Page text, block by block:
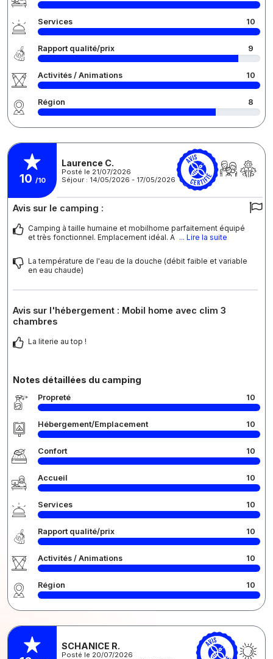
Services 10
Rapport qualité/prix 9
Activités / Animations 10
Région 8
10 /10
Laurence C.
Posté le 21/07/2026
Séjour : 14/05/2026 - 17/05/2026
Avis sur le camping :
Camping à taille humaine et mobilhome parfaitement équipé
et très fonctionnel. Emplacement idéal. A ... Lire la suite
La température de l'eau de la douche (débit faible et variable
en eau chaude)
Avis sur l'hébergement : Mobil home avec clim 3
chambres
La literie au top !
Notes détaillées du camping
Propreté 10
Hébergement/Emplacement 10
Confort 10
Accueil 10
Services 10
Rapport qualité/prix 10
Activités / Animations 10
Région 10
SCHANICE R.
Posté le 20/07/2026